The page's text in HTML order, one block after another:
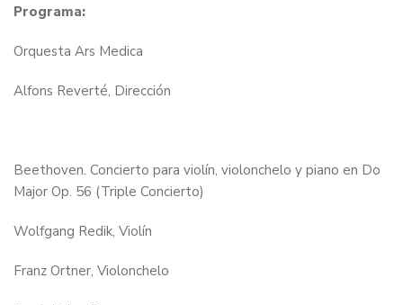
Programa:
Orquesta Ars Medica
Alfons Reverté, Dirección
Beethoven. Concierto para violín, violonchelo y piano en Do
Major Op. 56 (Triple Concierto)
Wolfgang Redik, Violín
Franz Ortner, Violonchelo